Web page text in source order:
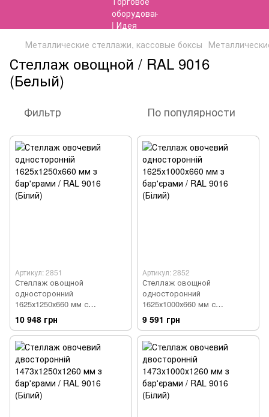
Металлические стеллажи, кассовые боксы
Стеллаж овощной / RAL 9016
(Белый)
Фильтр По популярности
Артикул: 2851
Стеллаж овощной
односторонний
1625х1250х660 мм с
барьерами / RAL 9016
(Белый), Белый, Белый
10 948 грн
Артикул: 2852
Стеллаж овощной
односторонний
1625х1000х660 мм с
барьерами / RAL 9016
(Белый), Белый, Белый
9 591 грн